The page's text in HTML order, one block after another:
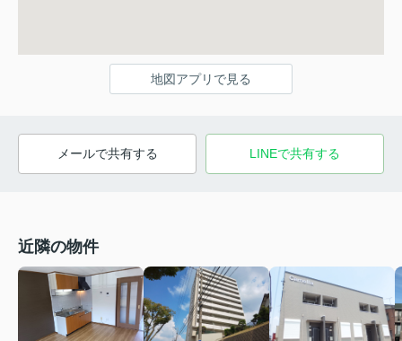
地図アプリで見る
メールで共有する LINEで共有する
近隣の物件